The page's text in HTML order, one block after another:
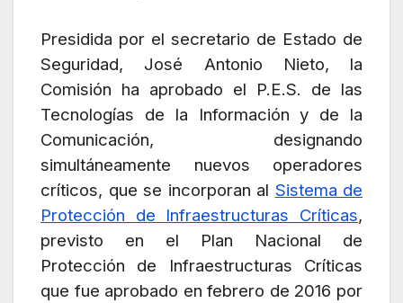
Presidida por el secretario de Estado de
Seguridad, José Antonio Nieto, la
Comisión ha aprobado el P.E.S. de las
Tecnologías de la Información y de la
Comunicación, designando
simultáneamente nuevos operadores
críticos, que se incorporan al Sistema de
Protección de Infraestructuras Críticas,
previsto en el Plan Nacional de
Protección de Infraestructuras Críticas
que fue aprobado en febrero de 2016 por